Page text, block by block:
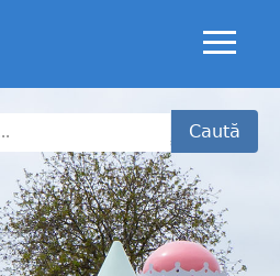
Caută